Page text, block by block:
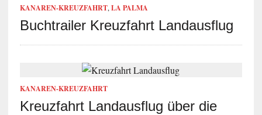
KANAREN-KREUZFAHRT, LA PALMA
Buchtrailer Kreuzfahrt Landausflug
KANAREN-KREUZFAHRT
Kreuzfahrt Landausflug über die